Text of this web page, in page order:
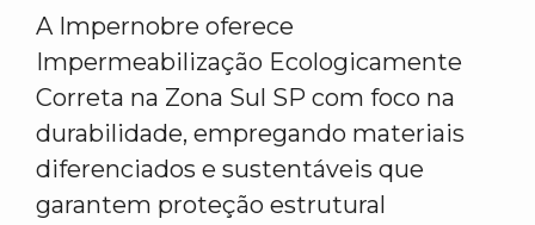
A Impernobre oferece
Impermeabilização Ecologicamente
Correta na Zona Sul SP com foco na
durabilidade, empregando materiais
diferenciados e sustentáveis que
garantem proteção estrutural